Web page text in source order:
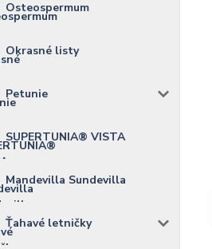
Osteospermum
Okrasné listy
Petunie
SUPERTUNIA® VISTA
Mandevilla Sundevilla
Ťahavé letničky